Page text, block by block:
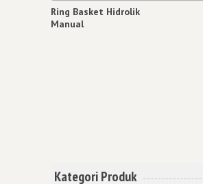
Ring Basket Hidrolik
Manual
Kategori Produk